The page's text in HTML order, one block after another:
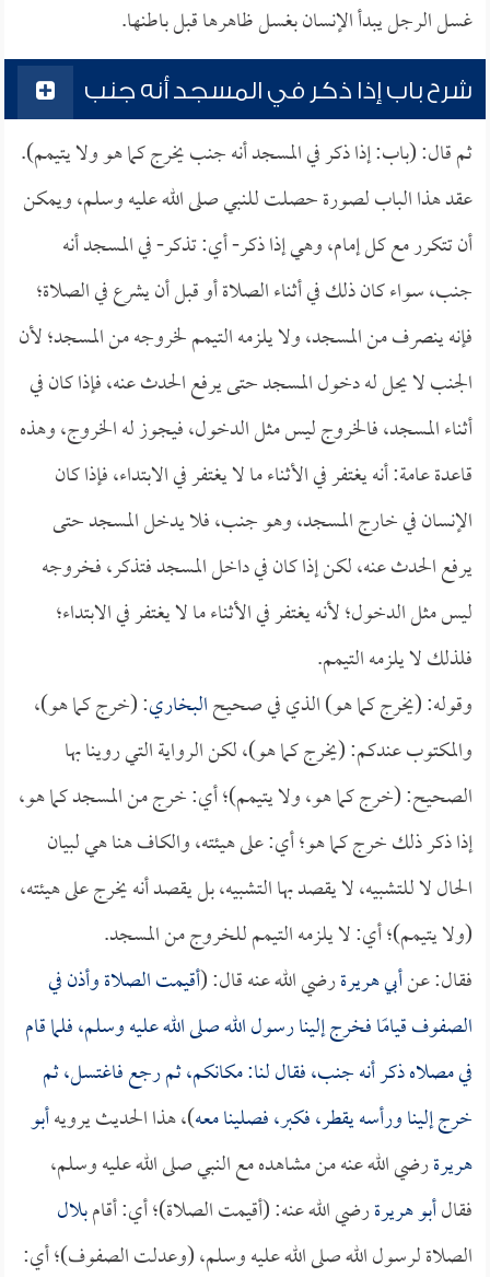
غسل الرجل يبدأ الإنسان بغسل ظاهرها قبل باطنها.
شرح باب إذا ذكر في المسجد أنه جنب
ثم قال: (باب: إذا ذكر في المسجد أنه جنب يخرج كما هو ولا يتيمم).
عقد هذا الباب لصورة حصلت للنبي صلى الله عليه وسلم، ويمكن
أن تتكرر مع كل إمام، وهي إذا ذكر- أي: تذكر- في المسجد أنه
جنب، سواء كان ذلك في أثناء الصلاة أو قبل أن يشرع في الصلاة؛
فإنه ينصرف من المسجد، ولا يلزمه التيمم لخروجه من المسجد؛ لأن
الجنب لا يحل له دخول المسجد حتى يرفع الحدث عنه، فإذا كان في
أثناء المسجد، فالخروج ليس مثل الدخول، فيجوز له الخروج، وهذه
قاعدة عامة: أنه يغتفر في الأثناء ما لا يغتفر في الابتداء، فإذا كان
الإنسان في خارج المسجد، وهو جنب، فلا يدخل المسجد حتى
يرفع الحدث عنه، لكن إذا كان في داخل المسجد فتذكر، فخروجه
ليس مثل الدخول؛ لأنه يغتفر في الأثناء ما لا يغتفر في الابتداء؛
فلذلك لا يلزمه التيمم.
وقوله: (يخرج كما هو) الذي في صحيحالبخاري: (خرج كما هو)،
والمكتوب عندكم: (يخرج كما هو)، لكن الرواية التي روينا بها
الصحيح: (خرج كما هو، ولا يتيمم)؛ أي: خرج من المسجد كما هو،
إذا ذكر ذلك خرج كما هو؛ أي: على هيئته، والكاف هنا هي لبيان
الحال لا للتشبيه، لا يقصد بها التشبيه، بل يقصد أنه يخرج على هيئته،
(ولا يتيمم)؛ أي: لا يلزمه التيمم للخروج من المسجد.
فقال: عنأبي هريرةرضي الله عنه قال: (أقيمت الصلاة وأذن في
الصفوف قيامًا فخرج إلينا رسول الله صلى الله عليه وسلم، فلما قام
في مصلاه ذكر أنه جنب، فقال لنا: مكانكم، ثم رجع فاغتسل، ثم
خرج إلينا ورأسه يقطر، فكبر، فصلينا معه)، هذا الحديث يرويهأبو
هريرةرضي الله عنه من مشاهده مع النبي صلى الله عليه وسلم،
فقالأبو هريرةرضي الله عنه: (أقيمت الصلاة)؛ أي: أقامبلال
الصلاة لرسول الله صلى الله عليه وسلم، (وعدلت الصفوف)؛ أي: